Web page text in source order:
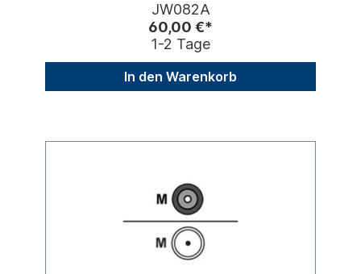
JW082A
60,00 €*
1-2 Tage
In den Warenkorb